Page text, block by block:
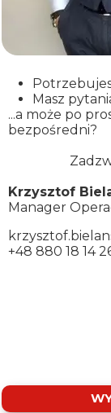
Masz
...a może po
bezpośredni?
Krzysztof
Manager
+48 880 18 14